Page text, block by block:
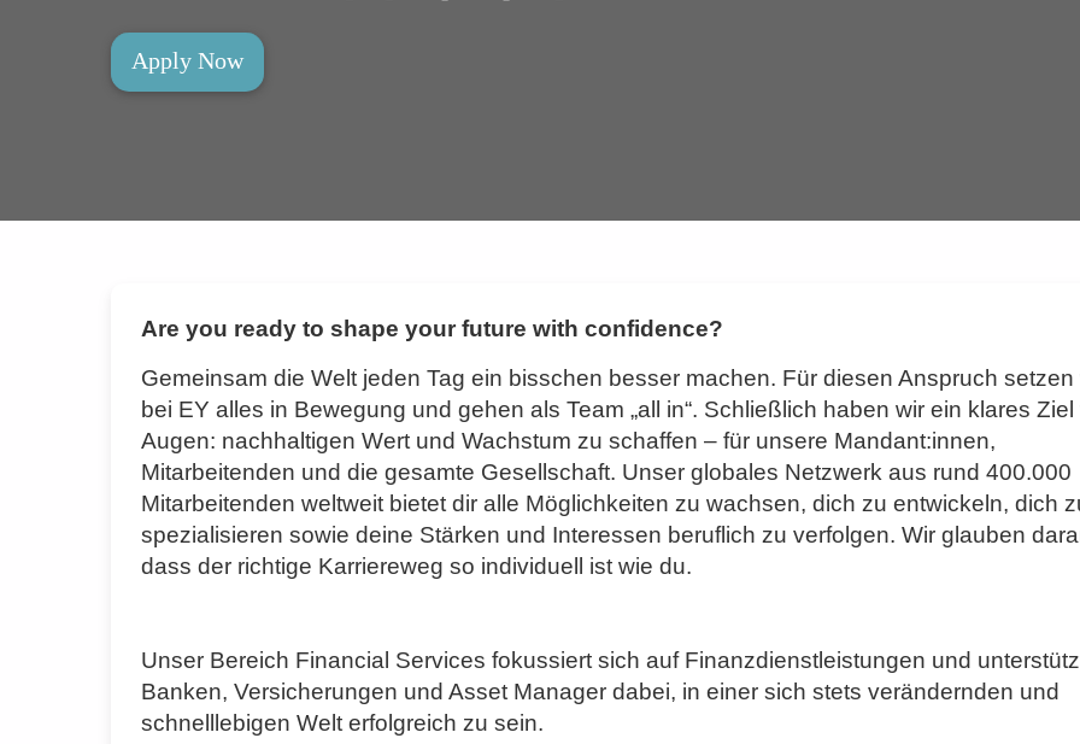
Apply Now
Are you ready to shape your future with confidence?
Gemeinsam die Welt jeden Tag ein bisschen besser machen. Für diesen Anspruch setzen
bei EY alles in Bewegung und gehen als Team „all in“. Schließlich haben wir ein klares Ziel
Augen: nachhaltigen Wert und Wachstum zu schaffen – für unsere Mandant:innen,
Mitarbeitenden und die gesamte Gesellschaft. Unser globales Netzwerk aus rund 400.000
Mitarbeitenden weltweit bietet dir alle Möglichkeiten zu wachsen, dich zu entwickeln, dich
spezialisieren sowie deine Stärken und Interessen beruflich zu verfolgen. Wir glauben
dass der richtige Karriereweg so individuell ist wie du.
Unser Bereich Financial Services fokussiert sich auf Finanzdienstleistungen und
Banken, Versicherungen und Asset Manager dabei, in einer sich stets verändernden und
schnelllebigen Welt erfolgreich zu sein.